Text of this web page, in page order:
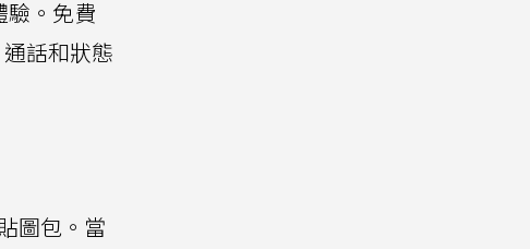
驗。免費
話和狀態
圖包。當